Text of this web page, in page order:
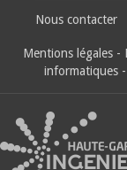
Nous contacter
Mentions légales -
informatiques -